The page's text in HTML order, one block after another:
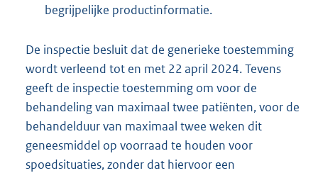
begrijpelijke productinformatie.
De inspectie besluit dat de generieke toestemming
wordt verleend tot en met 22 april 2024. Tevens
geeft de inspectie toestemming om voor de
behandeling van maximaal twee patiënten, voor de
behandelduur van maximaal twee weken dit
geneesmiddel op voorraad te houden voor
spoedsituaties, zonder dat hiervoor een